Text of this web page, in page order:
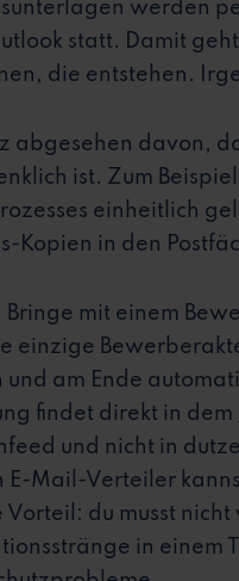
werden
statt. Damit
die entstehen.
abgesehen davon,
ist. Zum
einheitlich
Kopien in den
Bringe mit einem
einzige
und am Ende
findet direkt in dem
und nicht in
E-Mail-Verteiler
Vorteil: du musst
in einem